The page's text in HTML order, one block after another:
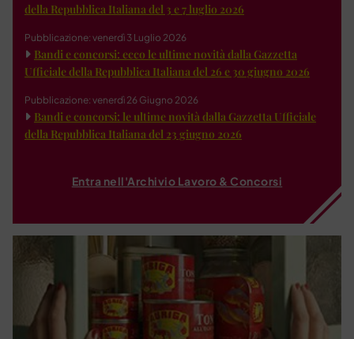
della Repubblica Italiana del 3 e 7 luglio 2026
Pubblicazione: venerdì 3 Luglio 2026
Bandi e concorsi: ecco le ultime novità dalla Gazzetta
Ufficiale della Repubblica Italiana del 26 e 30 giugno 2026
Pubblicazione: venerdì 26 Giugno 2026
Bandi e concorsi: le ultime novità dalla Gazzetta Ufficiale
della Repubblica Italiana del 23 giugno 2026
Entra nell'Archivio Lavoro & Concorsi